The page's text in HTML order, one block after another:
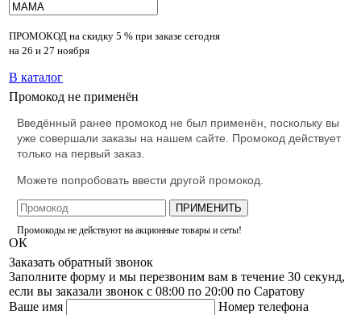
ПРОМОКОД на скидку 5 % при заказе сегодня
на 26 и 27 ноября
В каталог
Промокод не применён
Введённый ранее промокод не был применён, поскольку вы
уже совершали заказы на нашем сайте. Промокод действует
только на первый заказ.
Можете попробовать ввести другой промокод.
ПРИМЕНИТЬ
Промокоды не действуют на акционные товары и сеты!
ОК
Заказать обратный звонок
Заполните форму и мы перезвоним вам в течение 30 секунд,
если вы заказали звонок с 08:00 по 20:00 по Саратову
Ваше имя
Номер телефона